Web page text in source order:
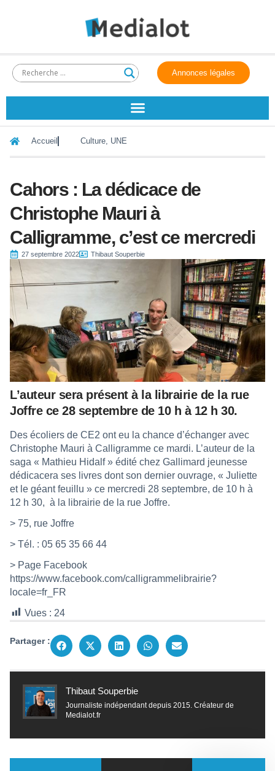
Annonces légales
Accueil Culture, UNE
Cahors : La dédicace de
Christophe Mauri à
Calligramme, c’est ce mercredi
27 septembre 2022 Thibaut Souperbie
L’auteur sera présent à la librairie de la rue
Joffre ce 28 septembre de 10 h à 12 h 30.
Des écoliers de CE2 ont eu la chance d’échanger avec
Christophe Mauri à Calligramme ce mardi. L’auteur de la
saga « Mathieu Hidalf » édité chez Gallimard jeunesse
dédicacera ses livres dont son dernier ouvrage, « Juliette
et le géant feuillu » ce mercredi 28 septembre, de 10 h à
12 h 30, à la librairie de la rue Joffre.
> 75, rue Joffre
> Tél. : 05 65 35 66 44
> Page Facebook
https://www.facebook.com/calligrammelibrairie?
locale=fr_FR
Vues : 24
Partager :
Thibaut Souperbie
Journaliste indépendant depuis 2015. Créateur de
Medialot.fr